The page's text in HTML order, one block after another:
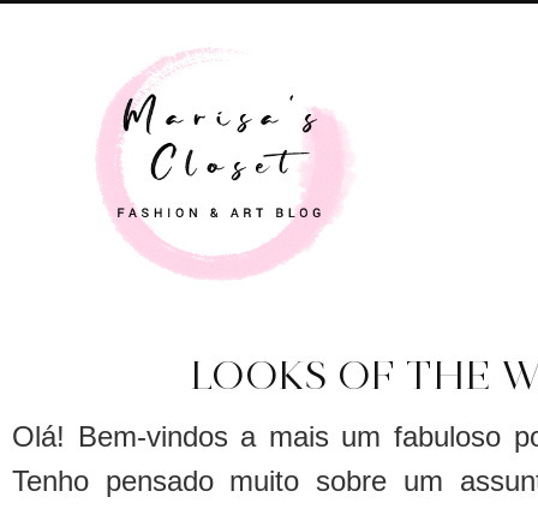
LOOKS OF THE
Olá! Bem-vindos a mais um fabuloso
Tenho pensado muito sobre um